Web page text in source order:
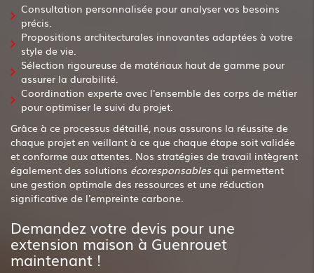
Consultation personnalisée pour analyser vos besoins
précis.
Propositions architecturales innovantes adaptées à votre
style de vie.
Sélection rigoureuse de matériaux haut de gamme pour
assurer la durabilité.
Coordination experte avec l'ensemble des corps de métier
pour optimiser le suivi du projet.
Grâce à ce processus détaillé, nous assurons la réussite de
chaque projet en veillant à ce que chaque étape soit validée
et conforme aux attentes. Nos stratégies de travail intègrent
également des solutions écoresponsablesqui permettent
une gestion optimale des ressources et une réduction
significative de l'empreinte carbone.
Demandez votre devis pour une
extension maison à Guenrouet
maintenant !